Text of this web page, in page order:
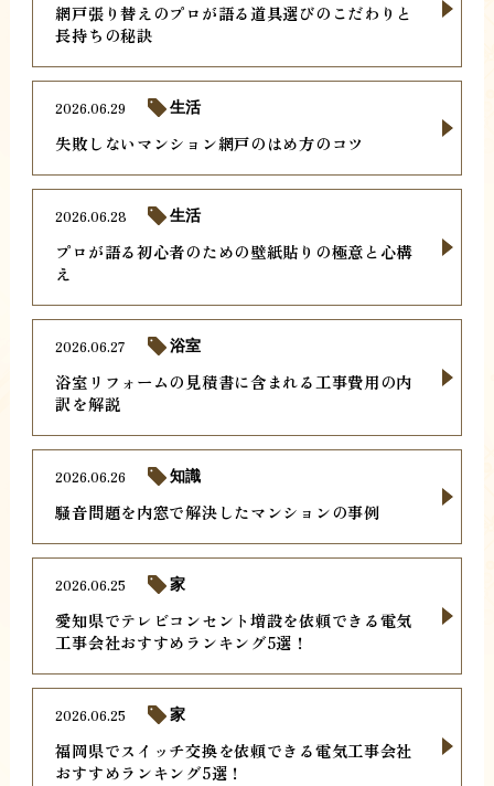
網戸張り替えのプロが語る道具選びのこだわりと
長持ちの秘訣
失敗しないマンション網戸のはめ方のコツ
2026.06.29 生活
プロが語る初心者のための壁紙貼りの極意と心構
え
2026.06.28 生活
浴室リフォームの見積書に含まれる工事費用の内
訳を解説
2026.06.27 浴室
騒音問題を内窓で解決したマンションの事例
2026.06.26 知識
愛知県でテレビコンセント増設を依頼できる電気
工事会社おすすめランキング5選！
2026.06.25 家
福岡県でスイッチ交換を依頼できる電気工事会社
おすすめランキング5選！
2026.06.25 家